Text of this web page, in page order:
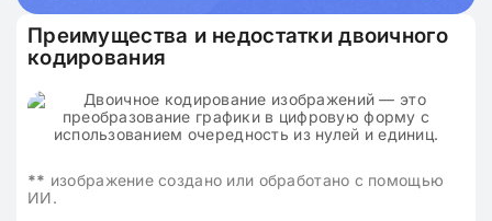
Преимущества и недостатки двоичного
кодирования
** изображение создано или обработано с помощью
ИИ.